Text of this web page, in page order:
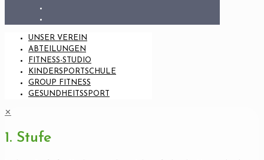
UNSER VEREIN
ABTEILUNGEN
FITNESS-STUDIO
KINDERSPORTSCHULE
GROUP FITNESS
GESUNDHEITSSPORT
✕
1. Stufe